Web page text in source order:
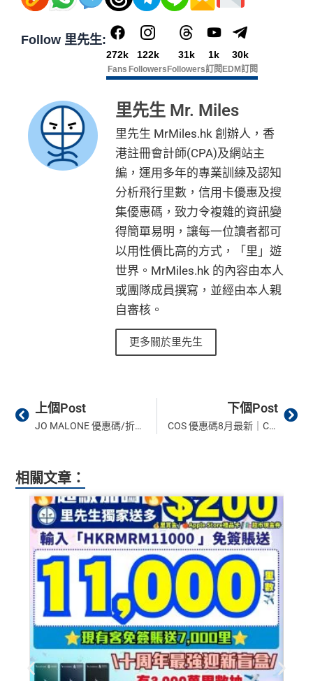
Follow 里先生:
272k
Fans
122k
Followers
31k
Followers
1k
訂閱
30k
EDM訂閱
里先生 Mr. Miles
里先生 MrMiles.hk 創辦人，香
港註冊會計師(CPA)及網站主
編，運用多年的專業訓練及認知
分析飛行里數，信用卡優惠及搜
集優惠碼，致力令複雜的資訊變
得簡單易明，讓每一位讀者都可
以用性價比高的方式，「里」遊
世界。MrMiles.hk 的內容由本人
或團隊成員撰寫，並經由本人親
自審核。
更多關於里先生
Prev
上個Post
JO MALONE 優惠碼/折扣碼8月最新｜JO MALONE 入promo code即享9折！
下個Post
COS 優惠碼8月最新｜COS 信用卡折扣 有優惠碼即享9折！ 2026 promo code 更新！
相關文章：